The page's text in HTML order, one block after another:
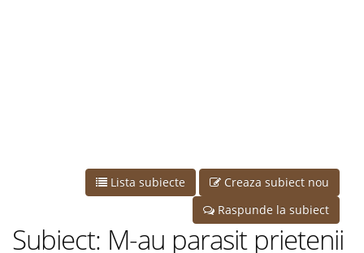
Lista subiecte
Creaza subiect nou
Raspunde la subiect
Subiect: M-au parasit prietenii